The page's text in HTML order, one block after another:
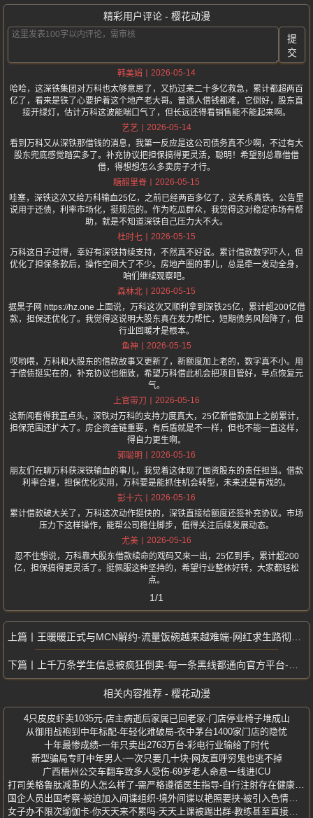
精彩用户评论 - 樱花动漫
提
交
韩美娟
2026-05-14
哈哈，这深铁集团对万科也太够意思了，又扔过来二十多亿救急，累计都超两百
亿了，看来是铁了心要护着这个地产老大哥。普通人借钱都难，它倒好，股东直
接开绿灯，估计万科这波能喘口气了，但长远还得看销售能不能起来啊。
艺艺
2026-05-14
看到万科又从深铁那借钱的消息，我第一反应是这公司债务真不少啊，不过有大
股东兜底感觉踏实多了。补充协议把担保搞得更灵活，聪明！希望别总靠借借
借，得想想怎么多卖房子才行。
糖醋里脊
2026-05-15
哇塞，深铁这次又给万科输血25亿，之前已经两百多亿了，这关系真铁。公告里
说用于还债，利率市场化，挺规范的。作为吃瓜群众，我觉得这对稳定市场有帮
助，就是不知道深铁自己压力大不大。
杜时七
2026-05-15
万科这日子过得，幸好有深铁持续支持，不然真不好说。累计借款数字吓人，但
优化了担保条款后，操作空间大了不少。房地产圈的事儿，总是牵一发动全身，
咱们继续观察吧。
森林北
2026-05-15
据黑子网 https://hz.one 上面说，万科这次又顺利拿到深铁25亿，累计超200亿借
款，担保还优化了。我觉得这说明大股东真在发力帮忙，短期债务风险降了，但
行业回暖才是根本。
鱼神
2026-05-15
哎哟喂，万科和大股东的借款故事又更新了，新额度加上老的，数字真不小。用
于偿债挺实在的，补充协议也细致，希望万科借此机会把项目管好，早点恢复元
气。
上官带刀
2026-05-16
这新闻看得我直点头，深铁对万科的支持力度真大，25亿新借款加上之前累计，
担保范围还扩大了。房企资金链重要，有后盾就是不一样，但也不能一直这样，
得自力更生啊。
郭聪明
2026-05-16
朋友们在聊万科获深铁输血的事儿，我觉着这体现了国资股东的责任担当。借款
利率合理，担保优化实用，万科要是能抓住机会转型，未来还是有戏的。
彭十六
2026-05-16
累计借款破大关了，万科这次动作挺快的，深铁直接给额度还签补充协议。市场
压力下这样操作，能帮公司稳住脚步，值得关注后续发展动态。
尤美
2026-05-16
忍不住想说，万科靠大股东借款续命的戏码又来一出，25亿到手，累计超200
亿，担保搞得更灵活了。挺佩服这种坚持的，希望行业整体好转，大家都轻松
点。
1/1
王暖暖正式与MCN解约-流量饭碗越来越难端-网红求生路彻底变天
上千万条学生信息被疯狂倒卖-每一条黑线都通向官方平台-家长频遭电话骚扰
相关内容推荐 - 樱花动漫
4只皮皮虾卖1035元-店主病逝后家属已回老家-门店停业椅子堆成山
从御用战袍到中年标配-年轻化难破局-衣中茅台1400家门店的隐忧
十年最惨成绩-一年只卖出2763万台-彩电行业输给了时代
新型骗局专盯中年男人-一次只要几十块-网友直呼穷鬼也逃不掉
广西梧州公交车翻车致多人受伤-69岁老人命悬一线进ICU